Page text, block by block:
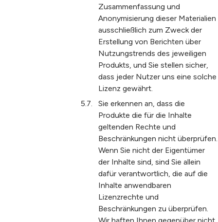
Zusammenfassung und
Anonymisierung dieser Materialien
ausschließlich zum Zweck der
Erstellung von Berichten über
Nutzungstrends des jeweiligen
Produkts, und Sie stellen sicher,
dass jeder Nutzer uns eine solche
Lizenz gewährt.
Sie erkennen an, dass die
Produkte die für die Inhalte
geltenden Rechte und
Beschränkungen nicht überprüfen.
Wenn Sie nicht der Eigentümer
der Inhalte sind, sind Sie allein
dafür verantwortlich, die auf die
Inhalte anwendbaren
Lizenzrechte und
Beschränkungen zu überprüfen.